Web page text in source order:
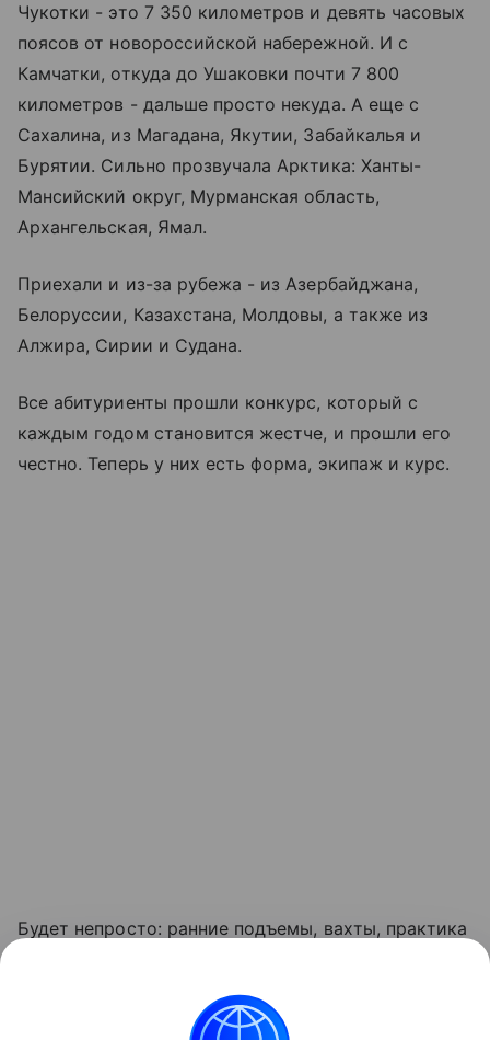
Чукотки - это 7 350 километров и девять часовых
поясов от новороссийской набережной. И с
Камчатки, откуда до Ушаковки почти 7 800
километров - дальше просто некуда. А еще с
Сахалина, из Магадана, Якутии, Забайкалья и
Бурятии. Сильно прозвучала Арктика: Ханты-
Мансийский округ, Мурманская область,
Архангельская, Ямал.
Приехали и из-за рубежа - из Азербайджана,
Белоруссии, Казахстана, Молдовы, а также из
Алжира, Сирии и Судана.
Все абитуриенты прошли конкурс, который с
каждым годом становится жестче, и прошли его
честно. Теперь у них есть форма, экипаж и курс.
Будет непросто: ранние подъемы, вахты, практика
раза. Но через несколько лет многие поймут, что
выбрали не специальность, а образ жизни - тот,